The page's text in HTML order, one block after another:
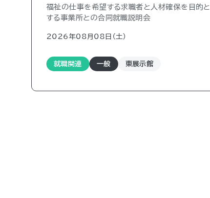
福祉の仕事を希望する求職者と人材確保を目的と
する事業所との合同就職説明会
2026年08月08日（土)
就職関連 一般 東展示館